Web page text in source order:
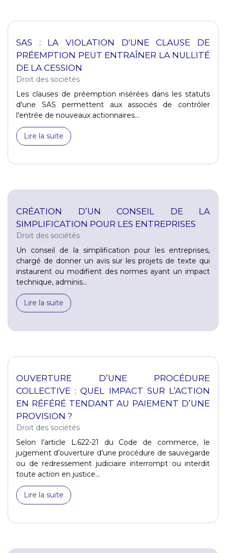
SAS : LA VIOLATION D'UNE CLAUSE DE
PRÉEMPTION PEUT ENTRAÎNER LA NULLITÉ
DE LA CESSION
Droit des sociétés
Les clauses de préemption insérées dans les statuts
d'une SAS permettent aux associés de contrôler
l'entrée de nouveaux actionnaires...
Lire la suite
CRÉATION D’UN CONSEIL DE LA
SIMPLIFICATION POUR LES ENTREPRISES
Droit des sociétés
Un conseil de la simplification pour les entreprises,
chargé de donner un avis sur les projets de texte qui
instaurent ou modifient des normes ayant un impact
technique, adminis...
Lire la suite
OUVERTURE D’UNE PROCÉDURE
COLLECTIVE : QUEL IMPACT SUR L’ACTION
EN RÉFÉRÉ TENDANT AU PAIEMENT D’UNE
PROVISION ?
Droit des sociétés
Selon l’article L.622-21 du Code de commerce, le
jugement d’ouverture d’une procédure de sauvegarde
ou de redressement judiciaire interrompt ou interdit
toute action en justice...
Lire la suite